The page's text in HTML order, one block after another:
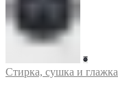
Стирка, сушка и глажка